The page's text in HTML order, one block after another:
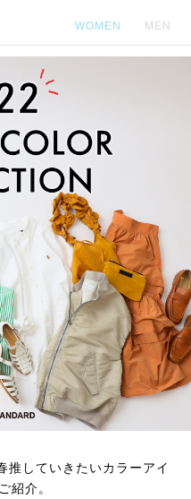
WOMEN MEN
推していきたいカラーアイ
紹介。